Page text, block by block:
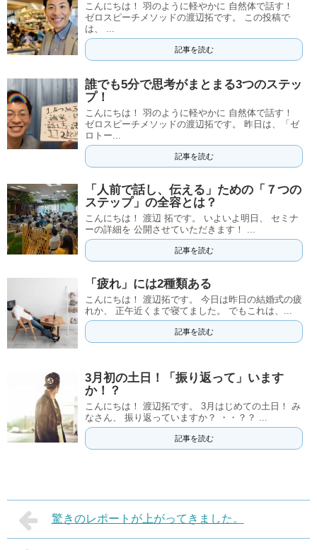
こんにちは！ 羽のように軽やかに 自然体で話す！
ゼロスピーチメソッドの渡辺拓です。 この投稿で
は、 ...
記事を読む
誰でも5分で思考がまとまる3つのステッ
プ！
こんにちは！ 羽のように軽やかに 自然体で話す！
ゼロスピーチメソッドの渡辺拓です。 昨日は、「ゼ
ロトー...
記事を読む
「人前で話し、伝える」ための「７つの
ステップ」の全容とは？
こんにちは！ 渡辺 拓です。 いよいよ明日、 セミナ
ーの詳細を 公開させていただきます！ ...
記事を読む
「疲れ」には2種類ある
こんにちは！ 渡辺拓です。 今日は昨日の結婚式の疲
れか、 正午近くまで寝てました。 でもこれは、...
記事を読む
3月初の土日！「振り返って」います
か！？
こんにちは！ 渡辺拓です。 3月はじめての土日！ み
なさん、 振り返っていますか？ ・・？？ ...
記事を読む
驚きのレポートが上がってきました。